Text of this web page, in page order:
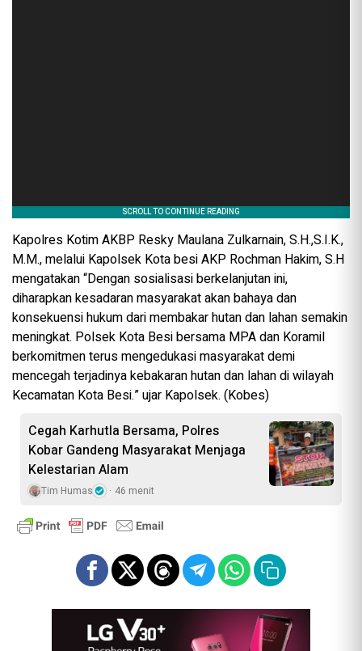
Kapolres Kotim AKBP Resky Maulana Zulkarnain, S.H.,S.I.K.,
M.M., melalui Kapolsek Kota besi AKP Rochman Hakim, S.H
mengatakan “Dengan sosialisasi berkelanjutan ini,
diharapkan kesadaran masyarakat akan bahaya dan
konsekuensi hukum dari membakar hutan dan lahan semakin
meningkat. Polsek Kota Besi bersama MPA dan Koramil
berkomitmen terus mengedukasi masyarakat demi
mencegah terjadinya kebakaran hutan dan lahan di wilayah
Kecamatan Kota Besi.” ujar Kapolsek. (Kobes)
Cegah Karhutla Bersama, Polres
Kobar Gandeng Masyarakat Menjaga
Kelestarian Alam
Tim Humas 46 menit